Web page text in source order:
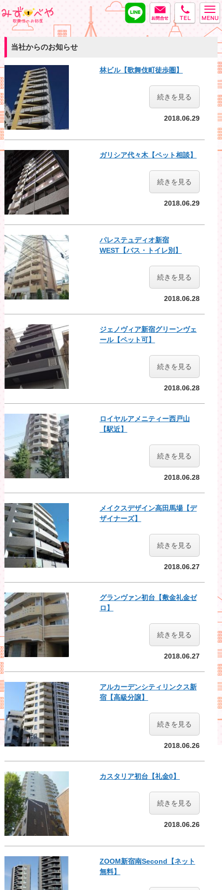
tel
MAIL
LINE
当社からのお知らせ
林ビル【歌舞伎町徒歩圏】
続きを見る
2018.06.29
ガリシア代々木【ペット相談】
続きを見る
2018.06.29
パレステュディオ新宿
WEST【バス・トイレ別】
続きを見る
2018.06.28
ジェノヴィア新宿グリーンヴェ
ール【ペット可】
続きを見る
2018.06.28
ロイヤルアメニティー西戸山
【駅近】
続きを見る
2018.06.28
メイクスデザイン高田馬場【デ
ザイナーズ】
続きを見る
2018.06.27
グランヴァン初台【敷金礼金ゼ
ロ】
続きを見る
2018.06.27
アルカーデンシティリンクス新
宿【高級分譲】
続きを見る
2018.06.26
カスタリア初台【礼金0】
続きを見る
2018.06.26
ZOOM新宿南Second【ネット
無料】